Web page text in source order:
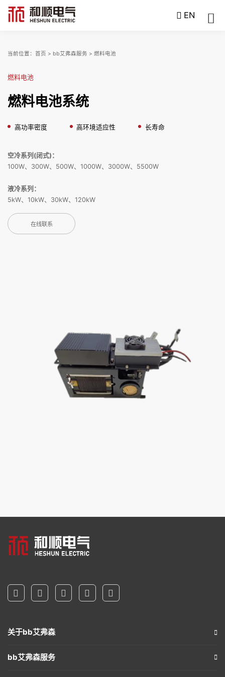
EN
当前位置： 首页 > bb艾弗森服务 > 燃料电池
燃料电池
燃料电池系统
高功率密度 高环境适应性 长寿命
空冷系列(闭式)：
100W、300W、500W、1000W、3000W、5500W
液冷系列：
5kW、10kW、30kW、120kW
在线联系
关于bb艾弗森
bb艾弗森服务